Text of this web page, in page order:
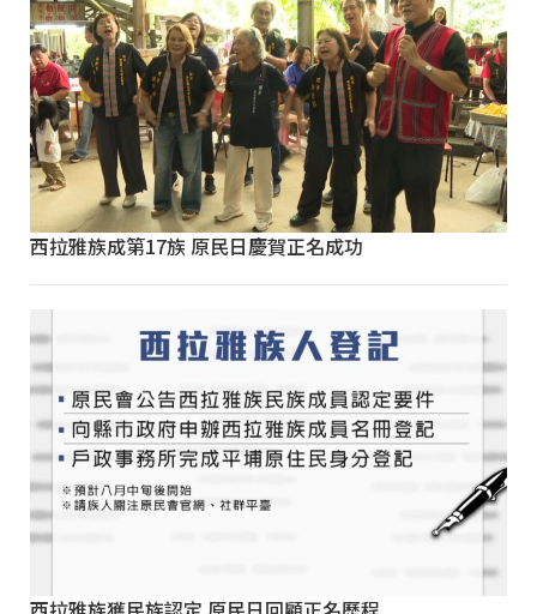
西拉雅族成第17族 原民日慶賀正名成功